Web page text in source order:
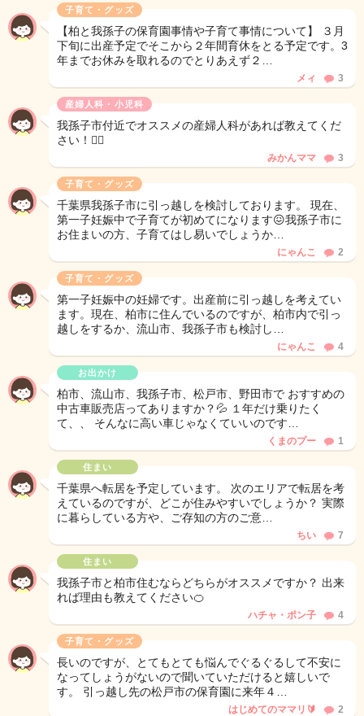
子育て・グッズ
【柏と我孫子の保育園事情や子育て事情について】 ３月
下旬に出産予定でそこから２年間育休をとる予定です。3
年までお休みを取れるのでとりあえず２…
メィ 3
産婦人科・小児科
我孫子市付近でオススメの産婦人科があれば教えてくだ
さい！🙇‍♀️
みかんママ 3
子育て・グッズ
千葉県我孫子市に引っ越しを検討しております。 現在、
第一子妊娠中で子育てが初めてになります😖我孫子市に
お住まいの方、子育てはし易いでしょうか…
にゃんこ 2
子育て・グッズ
第一子妊娠中の妊婦です。出産前に引っ越しを考えてい
ます。現在、柏市に住んでいるのですが、柏市内で引っ
越しをするか、流山市、我孫子市も検討し…
にゃんこ 4
お出かけ
柏市、流山市、我孫子市、松戸市、野田市で おすすめの
中古車販売店ってありますか？💦 １年だけ乗りたく
て、、 そんなに高い車じゃなくていいのです…
くまのプー 1
住まい
千葉県へ転居を予定しています。 次のエリアで転居を考
えているのですが、どこが住みやすいでしょうか？ 実際
に暮らしている方や、ご存知の方のご意…
ちい 7
住まい
我孫子市と柏市住むならどちらがオススメですか？ 出来
れば理由も教えてください🍊
ハチャ・ポン子 4
子育て・グッズ
長いのですが、とてもとても悩んでぐるぐるして不安に
なってしょうがないので聞いていただけると嬉しいで
す。 引っ越し先の松戸市の保育園に来年４…
はじめてのママリ🔰 2